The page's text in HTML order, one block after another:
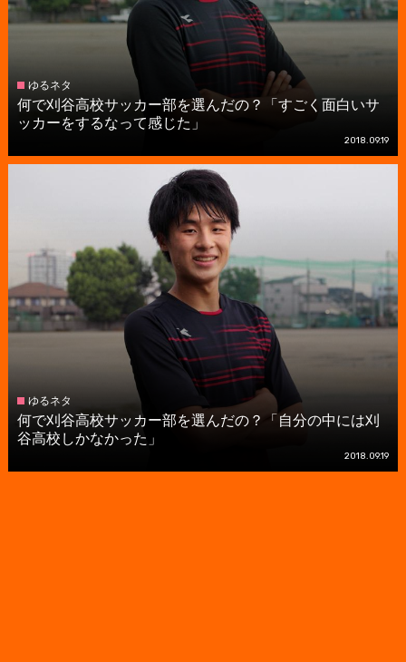
ゆるネタ
何で刈谷高校サッカー部を選んだの？「すごく面白いサ
ッカーをするなって感じた」
2018.09.19
ゆるネタ
何で刈谷高校サッカー部を選んだの？「自分の中には刈
谷高校しかなかった」
2018.09.19